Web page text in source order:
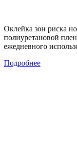
Оклейка зон риска
полиуретановой
ежедневного
Подробнее